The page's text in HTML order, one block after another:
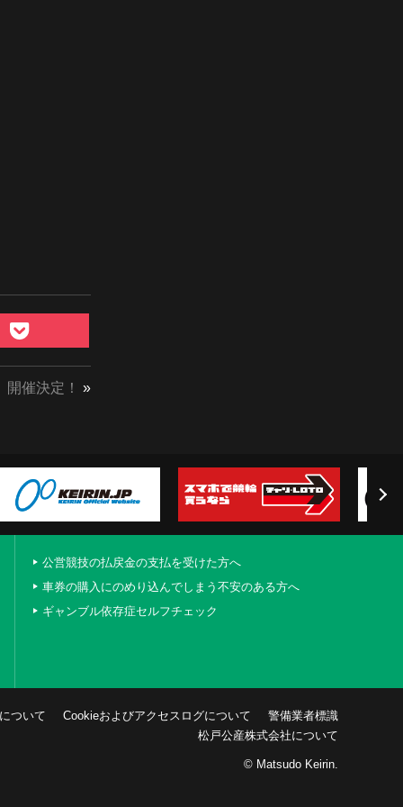
催決定！ »
公営競技の払戻金の支払を受けた方へ
車券の購入にのめり込んでしまう不安のある方へ
ギャンブル依存症セルフチェック
ついて Cookieおよびアクセスログについて
警備業者標識
松戸公産株式会社について
© Matsudo Keirin.